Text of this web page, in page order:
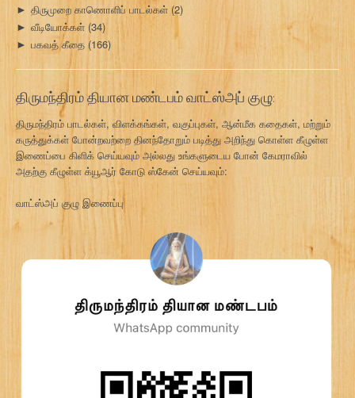
► திருமுறை காணொளிப் பாடல்கள் (2)
► வீடியோக்கள் (34)
► பகவத் கீதை (166)
திருமந்திரம் தியான மண்டபம் வாட்ஸ்அப் குழு:
திருமந்திரம் பாடல்கள், விளக்கங்கள், வகுப்புகள், ஆன்மீக கதைகள், மற்றும்
கருத்துக்கள் போன்றவற்றை தினந்தோறும் படித்து அறிந்து கொள்ள கீழுள்ள
இணைப்பை கிளிக் செய்யவும் அல்லது உங்களுடைய போன் கேமராவில்
அதற்கு கீழுள்ள க்யூஆர் கோடு ஸ்கேன் செய்யவும்:
வாட்ஸ்அப் குழு இணைப்பு